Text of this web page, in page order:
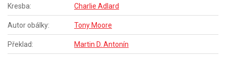
Kresba: Charlie Adlard
Autor obálky: Tony Moore
Překlad: Martin D. Antonín